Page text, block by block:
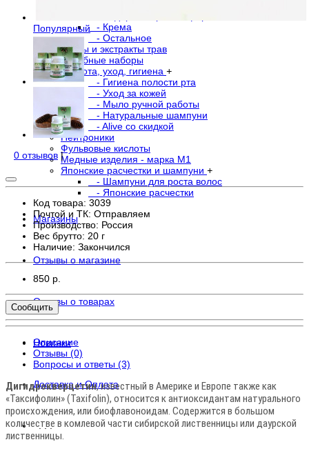
- Крема
- Остальное
Травы и экстракты трав
Лечебные наборы
Красота, уход, гигиена +
- Гигиена полости рта
- Уход за кожей
- Мыло ручной работы
- Натуральные шампуни
- Alive со скидкой
Нейтроники
Фульвовые кислоты
Медные изделия - марка М1
Японские расчестки и шампуни +
- Шампуни для роста волос
- Японские расчестки
Магазины
Отзывы о магазине
Отзывы о товарах
Новинки
Доставка и Оплата
. . .
Популярный
0 отзывов |
Код товара: 3039
Почтой и ТК: Отправляем
Производство: Россия
Вес брутто: 20 г
Наличие: Закончился
850 р.
Сообщить
Описание
Отзывы (0)
Вопросы и ответы (3)
Дигидрокверцетин, известный в Америке и Европе также как
«Таксифолин» (Taxifolin), относится к антиоксидантам натурального
происхождения, или биофлавоноидам. Содержится в большом
количестве в комлевой части сибирской лиственницы или даурской
лиственницы.